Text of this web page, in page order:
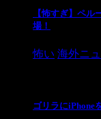
【怖すぎ】ペ
場！
怖い 海外ニ
ゴリラにiPhone